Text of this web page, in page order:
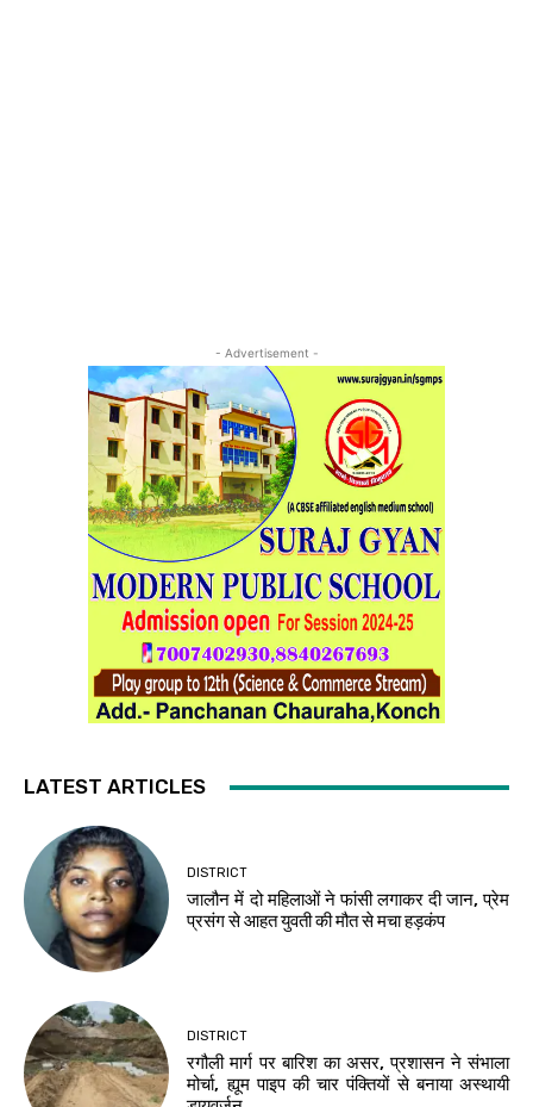
- Advertisement -
LATEST ARTICLES
DISTRICT
जालौन में दो महिलाओं ने फांसी लगाकर दी जान, प्रेम
प्रसंग से आहत युवती की मौत से मचा हड़कंप
DISTRICT
रगौली मार्ग पर बारिश का असर, प्रशासन ने संभाला
मोर्चा, ह्यूम पाइप की चार पंक्तियों से बनाया अस्थायी